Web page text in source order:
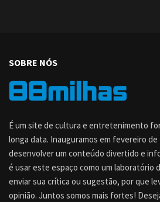
SOBRE NÓS
É um site de cultura e entretenimento
longa data. Inauguramos em fevereiro de
desenvolver um conteúdo divertido e
é usar este espaço como um laboratório
enviar sua crítica ou sugestão, por que
opinião. Juntos somos mais fortes!